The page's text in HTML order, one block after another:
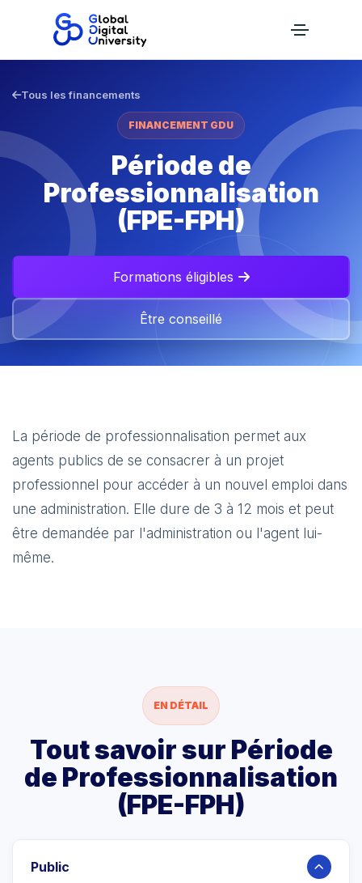
Tous les financements
FINANCEMENT GDU
Période de
Professionnalisation
(FPE-FPH)
Formations éligibles
Être conseillé
La période de professionnalisation permet aux
agents publics de se consacrer à un projet
professionnel pour accéder à un nouvel emploi dans
une administration. Elle dure de 3 à 12 mois et peut
être demandée par l'administration ou l'agent lui-
même.
EN DÉTAIL
Tout savoir sur Période
de Professionnalisation
(FPE-FPH)
Public